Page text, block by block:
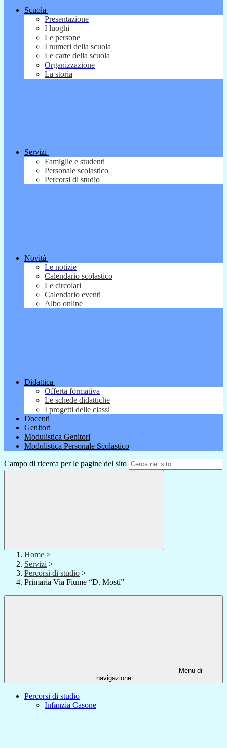
Scuola
Presentazione
I luoghi
Le persone
I numeri della scuola
Le carte della scuola
Organizzazione
La storia
Servizi
Famiglie e studenti
Personale scolastico
Percorsi di studio
Novità
Le notizie
Calendario scolastico
Le circolari
Calendario eventi
Albo online
Didattica
Offerta formativa
Le schede didattiche
I progetti delle classi
Docenti
Genitori
Modulistica Genitori
Modulistica Personale Scolastico
Campo di ricerca per le pagine del sito
Home >
Servizi >
Percorsi di studio >
Primaria Via Fiume “D. Mosti”
Menu di
navigazione
Percorsi di studio
Infanzia Casone